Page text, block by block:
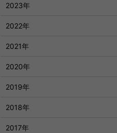
2023年
2022年
2021年
2020年
2019年
2018年
2017年